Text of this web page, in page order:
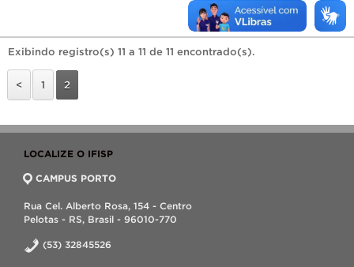
Exibindo registro(s) 11 a 11 de 11 encontrado(s).
< 1 2
LOCALIZE O IFISP
CAMPUS PORTO
Rua Cel. Alberto Rosa, 154 - Centro
Pelotas - RS, Brasil - 96010-770
(53) 32845526